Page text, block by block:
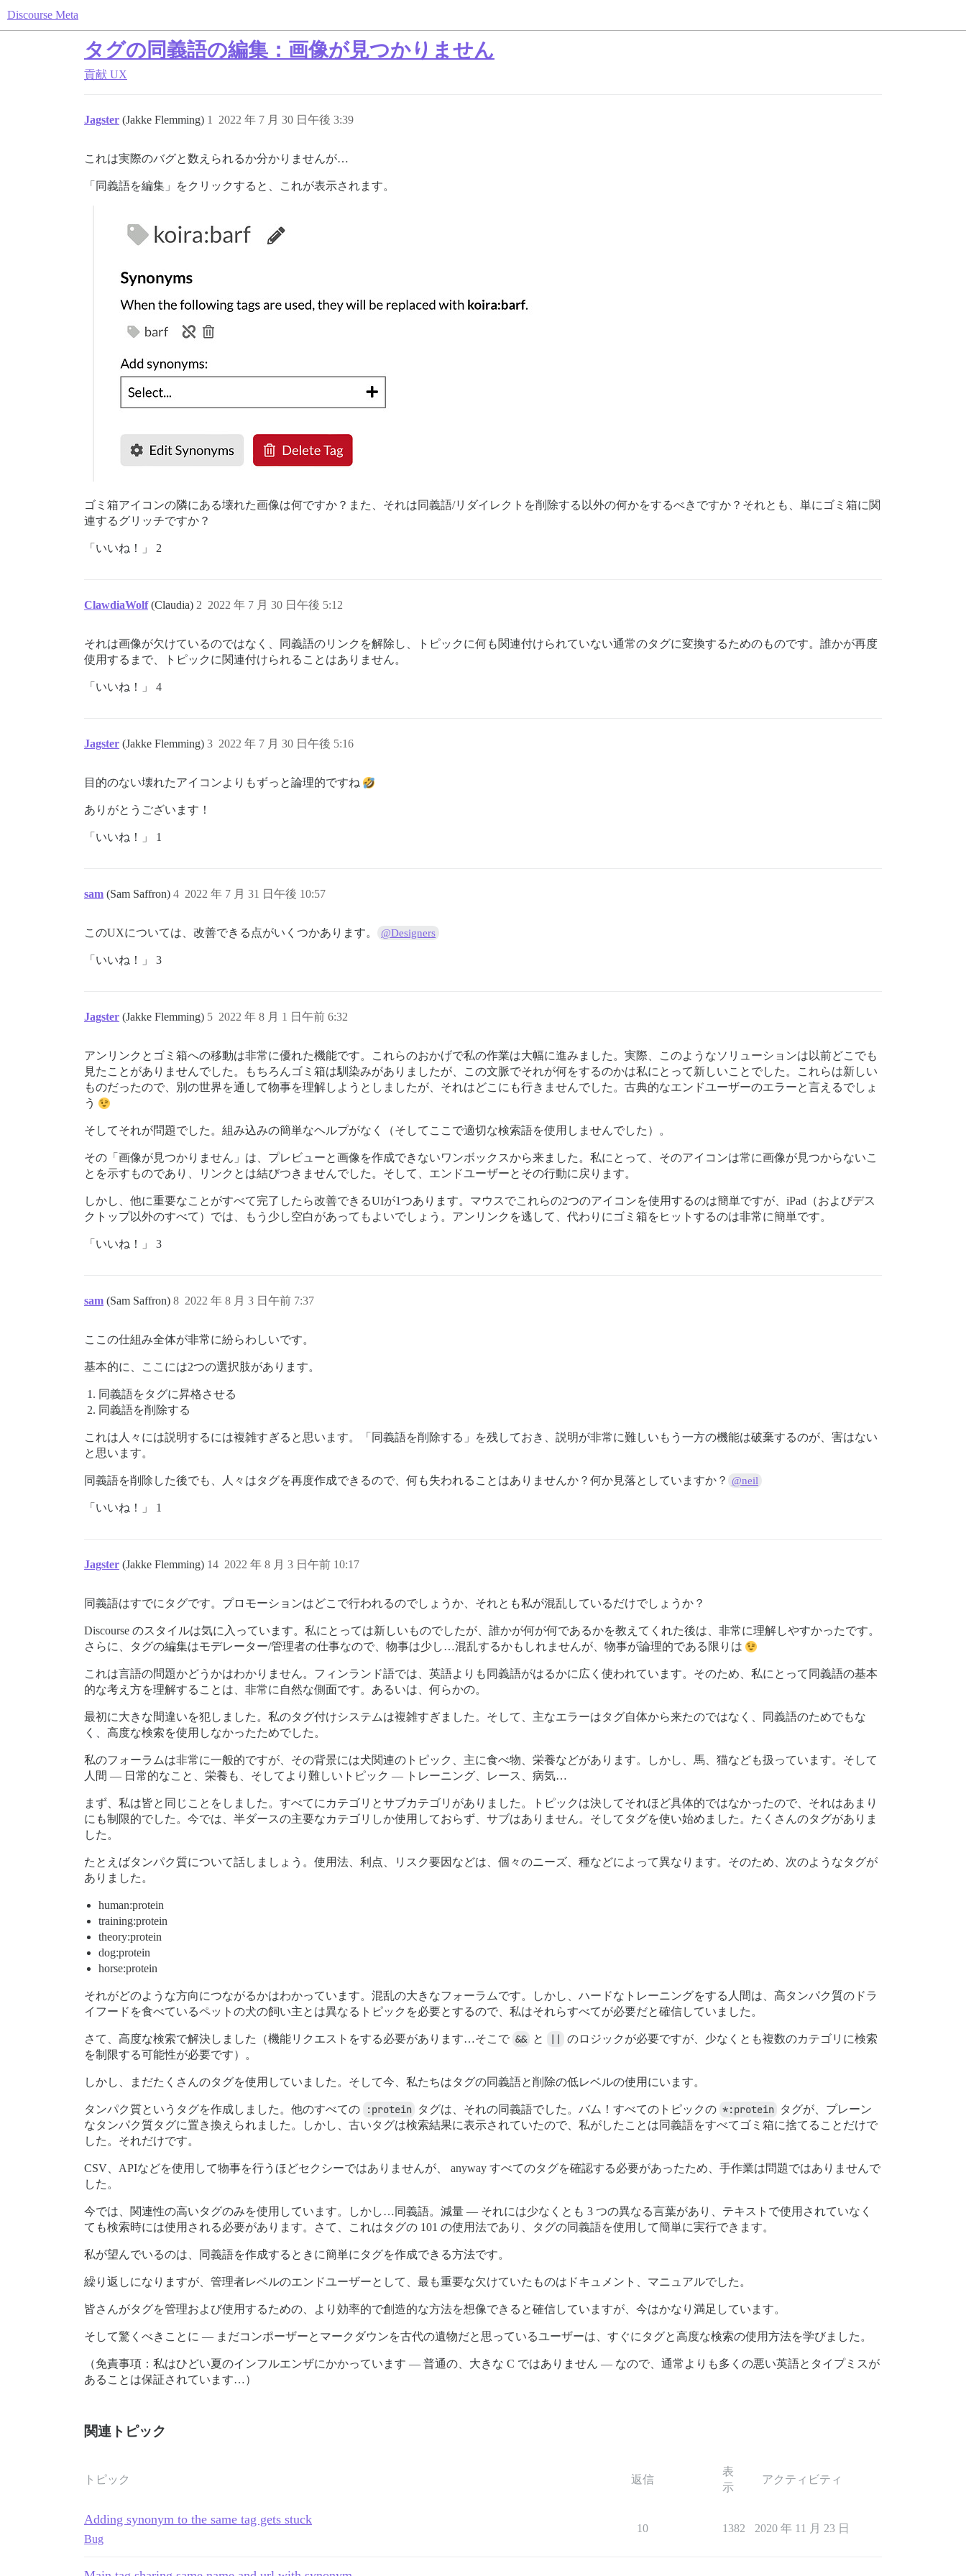
Discourse Meta
タグの同義語の編集：画像が見つかりません
貢献 UX
Jagster (Jakke Flemming) 2022 年 7 月 30 日午後 3:39
1
これは実際のバグと数えられるか分かりませんが…
「同義語を編集」をクリックすると、これが表示されます。
ゴミ箱アイコンの隣にある壊れた画像は何ですか？また、それは同義語/リダイレクトを削除する以外の何かをするべきですか？それとも、単にゴミ箱に関
連するグリッチですか？
「いいね！」 2
ClawdiaWolf (Claudia) 2022 年 7 月 30 日午後 5:12
2
それは画像が欠けているのではなく、同義語のリンクを解除し、トピックに何も関連付けられていない通常のタグに変換するためのものです。誰かが再度
使用するまで、トピックに関連付けられることはありません。
「いいね！」 4
Jagster (Jakke Flemming) 2022 年 7 月 30 日午後 5:16
3
目的のない壊れたアイコンよりもずっと論理的ですね
ありがとうございます！
「いいね！」 1
sam (Sam Saffron) 2022 年 7 月 31 日午後 10:57
4
このUXについては、改善できる点がいくつかあります。 @Designers
「いいね！」 3
Jagster (Jakke Flemming) 2022 年 8 月 1 日午前 6:32
5
アンリンクとゴミ箱への移動は非常に優れた機能です。これらのおかげで私の作業は大幅に進みました。実際、このようなソリューションは以前どこでも
見たことがありませんでした。もちろんゴミ箱は馴染みがありましたが、この文脈でそれが何をするのかは私にとって新しいことでした。これらは新しい
ものだったので、別の世界を通して物事を理解しようとしましたが、それはどこにも行きませんでした。古典的なエンドユーザーのエラーと言えるでしょ
う
そしてそれが問題でした。組み込みの簡単なヘルプがなく（そしてここで適切な検索語を使用しませんでした）。
その「画像が見つかりません」は、プレビューと画像を作成できないワンボックスから来ました。私にとって、そのアイコンは常に画像が見つからないこ
とを示すものであり、リンクとは結びつきませんでした。そして、エンドユーザーとその行動に戻ります。
しかし、他に重要なことがすべて完了したら改善できるUIが1つあります。マウスでこれらの2つのアイコンを使用するのは簡単ですが、iPad（およびデス
クトップ以外のすべて）では、もう少し空白があってもよいでしょう。アンリンクを逃して、代わりにゴミ箱をヒットするのは非常に簡単です。
「いいね！」 3
sam (Sam Saffron) 2022 年 8 月 3 日午前 7:37
8
ここの仕組み全体が非常に紛らわしいです。
基本的に、ここには2つの選択肢があります。
同義語をタグに昇格させる
同義語を削除する
これは人々には説明するには複雑すぎると思います。「同義語を削除する」を残しておき、説明が非常に難しいもう一方の機能は破棄するのが、害はない
と思います。
同義語を削除した後でも、人々はタグを再度作成できるので、何も失われることはありませんか？何か見落としていますか？ @neil
「いいね！」 1
Jagster (Jakke Flemming) 2022 年 8 月 3 日午前 10:17
14
同義語はすでにタグです。プロモーションはどこで行われるのでしょうか、それとも私が混乱しているだけでしょうか？
Discourse のスタイルは気に入っています。私にとっては新しいものでしたが、誰かが何が何であるかを教えてくれた後は、非常に理解しやすかったです。
さらに、タグの編集はモデレーター/管理者の仕事なので、物事は少し…混乱するかもしれませんが、物事が論理的である限りは
これは言語の問題かどうかはわかりません。フィンランド語では、英語よりも同義語がはるかに広く使われています。そのため、私にとって同義語の基本
的な考え方を理解することは、非常に自然な側面です。あるいは、何らかの。
最初に大きな間違いを犯しました。私のタグ付けシステムは複雑すぎました。そして、主なエラーはタグ自体から来たのではなく、同義語のためでもな
く、高度な検索を使用しなかったためでした。
私のフォーラムは非常に一般的ですが、その背景には犬関連のトピック、主に食べ物、栄養などがあります。しかし、馬、猫なども扱っています。そして
人間 — 日常的なこと、栄養も、そしてより難しいトピック — トレーニング、レース、病気…
まず、私は皆と同じことをしました。すべてにカテゴリとサブカテゴリがありました。トピックは決してそれほど具体的ではなかったので、それはあまり
にも制限的でした。今では、半ダースの主要なカテゴリしか使用しておらず、サブはありません。そしてタグを使い始めました。たくさんのタグがありま
した。
たとえばタンパク質について話しましょう。使用法、利点、リスク要因などは、個々のニーズ、種などによって異なります。そのため、次のようなタグが
ありました。
human:protein
training:protein
theory:protein
dog:protein
horse:protein
それがどのような方向につながるかはわかっています。混乱の大きなフォーラムです。しかし、ハードなトレーニングをする人間は、高タンパク質のドラ
イフードを食べているペットの犬の飼い主とは異なるトピックを必要とするので、私はそれらすべてが必要だと確信していました。
さて、高度な検索で解決しました（機能リクエストをする必要があります…そこで && と ||
のロジックが必要ですが、少なくとも複数のカテゴリに検索
を制限する可能性が必要です）。
しかし、まだたくさんのタグを使用していました。そして今、私たちはタグの同義語と削除の低レベルの使用にいます。
タンパク質というタグを作成しました。他のすべての :protein タグは、それの同義語でした。バム！すべてのトピックの *:protein タグが、プレーン
なタンパク質タグに置き換えられました。しかし、古いタグは検索結果に表示されていたので、私がしたことは同義語をすべてゴミ箱に捨てることだけで
した。それだけです。
CSV、APIなどを使用して物事を行うほどセクシーではありませんが、 anyway すべてのタグを確認する必要があったため、手作業は問題ではありませんで
した。
今では、関連性の高いタグのみを使用しています。しかし…同義語。減量 — それには少なくとも 3 つの異なる言葉があり、テキストで使用されていなく
ても検索時には使用される必要があります。さて、これはタグの 101 の使用法であり、タグの同義語を使用して簡単に実行できます。
私が望んでいるのは、同義語を作成するときに簡単にタグを作成できる方法です。
繰り返しになりますが、管理者レベルのエンドユーザーとして、最も重要な欠けていたものはドキュメント、マニュアルでした。
皆さんがタグを管理および使用するための、より効率的で創造的な方法を想像できると確信していますが、今はかなり満足しています。
そして驚くべきことに — まだコンポーザーとマークダウンを古代の遺物だと思っているユーザーは、すぐにタグと高度な検索の使用方法を学びました。
（免責事項：私はひどい夏のインフルエンザにかかっています — 普通の、大きな C ではありません — なので、通常よりも多くの悪い英語とタイプミスが
あることは保証されています…）
関連トピック
トピック 返信
表
示
アクティビティ
Adding synonym to the same tag gets stuck
Bug
10 1382 2020 年 11 月 23 日